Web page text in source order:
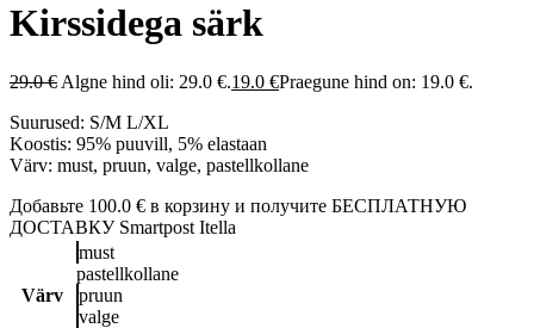
Kirssidega särk
29.0€ Algne hind oli: 29.0 €.19.0 €Praegune hind on: 19.0 €.
Suurused: S/M L/XL
Koostis: 95% puuvill, 5% elastaan
Värv: must, pruun, valge, pastellkollane
Добавьте 100.0 € в корзину и получите БЕСПЛАТНУЮ
ДОСТАВКУ Smartpost Itella
Värv
must
pastellkollane
pruun
valge